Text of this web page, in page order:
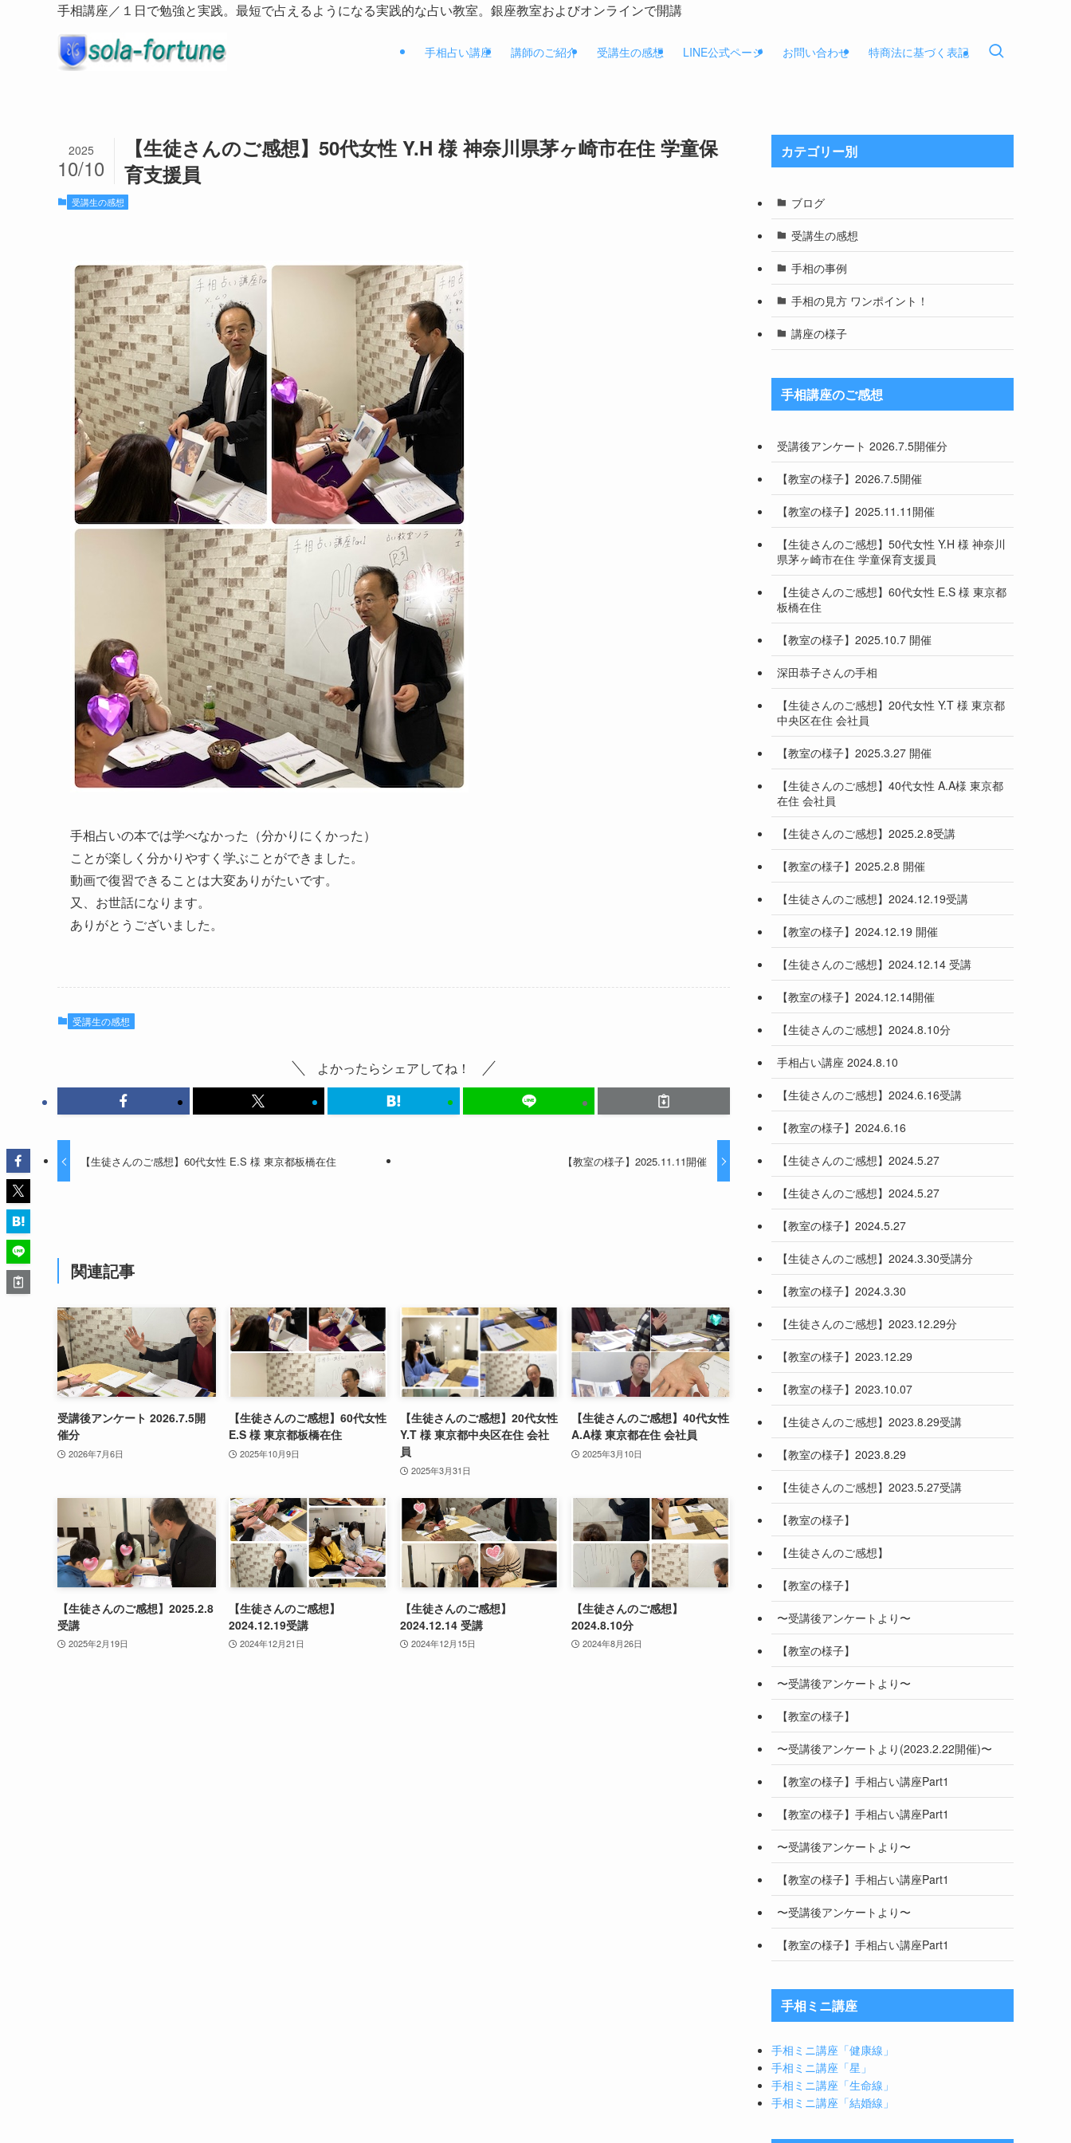
手相講座／１日で勉強と実践。最短で占えるようになる実践的な占い教室。銀座教室およびオンラインで開講
手相占い講座 講師のご紹介 受講生の感想 LINE公式ページ お問い合わせ 特商法に基づく表記
【生徒さんのご感想】50代女性 Y.H 様 神奈川県茅ヶ崎市在住 学童保
育支援員
2025
10/10
受講生の感想
手相占いの本では学べなかった（分かりにくかった）
ことが楽しく分かりやすく学ぶことができました。
動画で復習できることは大変ありがたいです。
又、お世話になります。
ありがとうございました。
受講生の感想
よかったらシェアしてね！
【生徒さんのご感想】60代女性 E.S 様 東京都板橋在住 【教室の様子】2025.11.11開催
関連記事
受講後アンケート 2026.7.5開
催分
2026年7月6日
【生徒さんのご感想】60代女性
E.S 様 東京都板橋在住
2025年10月9日
【生徒さんのご感想】20代女性
Y.T 様 東京都中央区在住 会社
員
2025年3月31日
【生徒さんのご感想】40代女性
A.A様 東京都在住 会社員
2025年3月10日
【生徒さんのご感想】2025.2.8
受講
2025年2月19日
【生徒さんのご感想】
2024.12.19受講
2024年12月21日
【生徒さんのご感想】
2024.12.14 受講
2024年12月15日
【生徒さんのご感想】
2024.8.10分
2024年8月26日
カテゴリー別
ブログ
受講生の感想
手相の事例
手相の見方 ワンポイント！
講座の様子
手相講座のご感想
受講後アンケート 2026.7.5開催分
【教室の様子】2026.7.5開催
【教室の様子】2025.11.11開催
【生徒さんのご感想】50代女性 Y.H 様 神奈川
県茅ヶ崎市在住 学童保育支援員
【生徒さんのご感想】60代女性 E.S 様 東京都
板橋在住
【教室の様子】2025.10.7 開催
深田恭子さんの手相
【生徒さんのご感想】20代女性 Y.T 様 東京都
中央区在住 会社員
【教室の様子】2025.3.27 開催
【生徒さんのご感想】40代女性 A.A様 東京都
在住 会社員
【生徒さんのご感想】2025.2.8受講
【教室の様子】2025.2.8 開催
【生徒さんのご感想】2024.12.19受講
【教室の様子】2024.12.19 開催
【生徒さんのご感想】2024.12.14 受講
【教室の様子】2024.12.14開催
【生徒さんのご感想】2024.8.10分
手相占い講座 2024.8.10
【生徒さんのご感想】2024.6.16受講
【教室の様子】2024.6.16
【生徒さんのご感想】2024.5.27
【生徒さんのご感想】2024.5.27
【教室の様子】2024.5.27
【生徒さんのご感想】2024.3.30受講分
【教室の様子】2024.3.30
【生徒さんのご感想】2023.12.29分
【教室の様子】2023.12.29
【教室の様子】2023.10.07
【生徒さんのご感想】2023.8.29受講
【教室の様子】2023.8.29
【生徒さんのご感想】2023.5.27受講
【教室の様子】
【生徒さんのご感想】
【教室の様子】
〜受講後アンケートより〜
【教室の様子】
〜受講後アンケートより〜
【教室の様子】
〜受講後アンケートより(2023.2.22開催)〜
【教室の様子】手相占い講座Part1
【教室の様子】手相占い講座Part1
〜受講後アンケートより〜
【教室の様子】手相占い講座Part1
〜受講後アンケートより〜
【教室の様子】手相占い講座Part1
手相ミニ講座
手相ミニ講座「健康線」
手相ミニ講座「星」
手相ミニ講座「生命線」
手相ミニ講座「結婚線」